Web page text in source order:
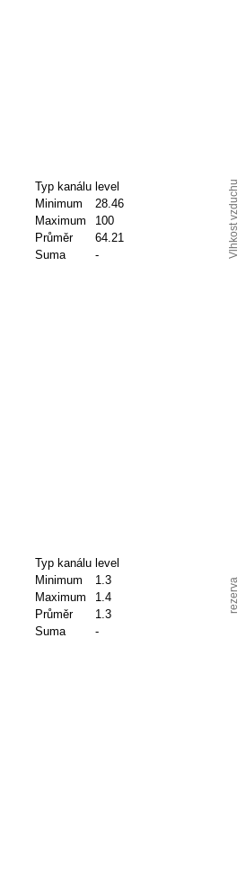
Typ kanálu level
Minimum
28.46
Maximum
100
Průměr
64.21
Suma
- Vlhkost vzduchu
Typ kanálu level
Minimum
1.3
Maximum
1.4
Průměr
1.3
Suma
-
rezerva